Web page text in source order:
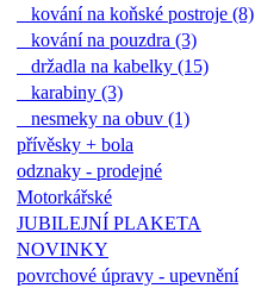
kování na koňské postroje (8)
kování na pouzdra (3)
držadla na kabelky (15)
karabiny (3)
nesmeky na obuv (1)
přívěsky + bola
odznaky - prodejné
Motorkářské
JUBILEJNÍ PLAKETA
NOVINKY
povrchové úpravy - upevnění